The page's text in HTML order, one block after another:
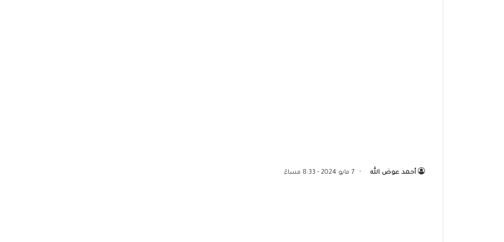
أحمد عوض الله 7 مايو 2024 - 8:33 مساءً